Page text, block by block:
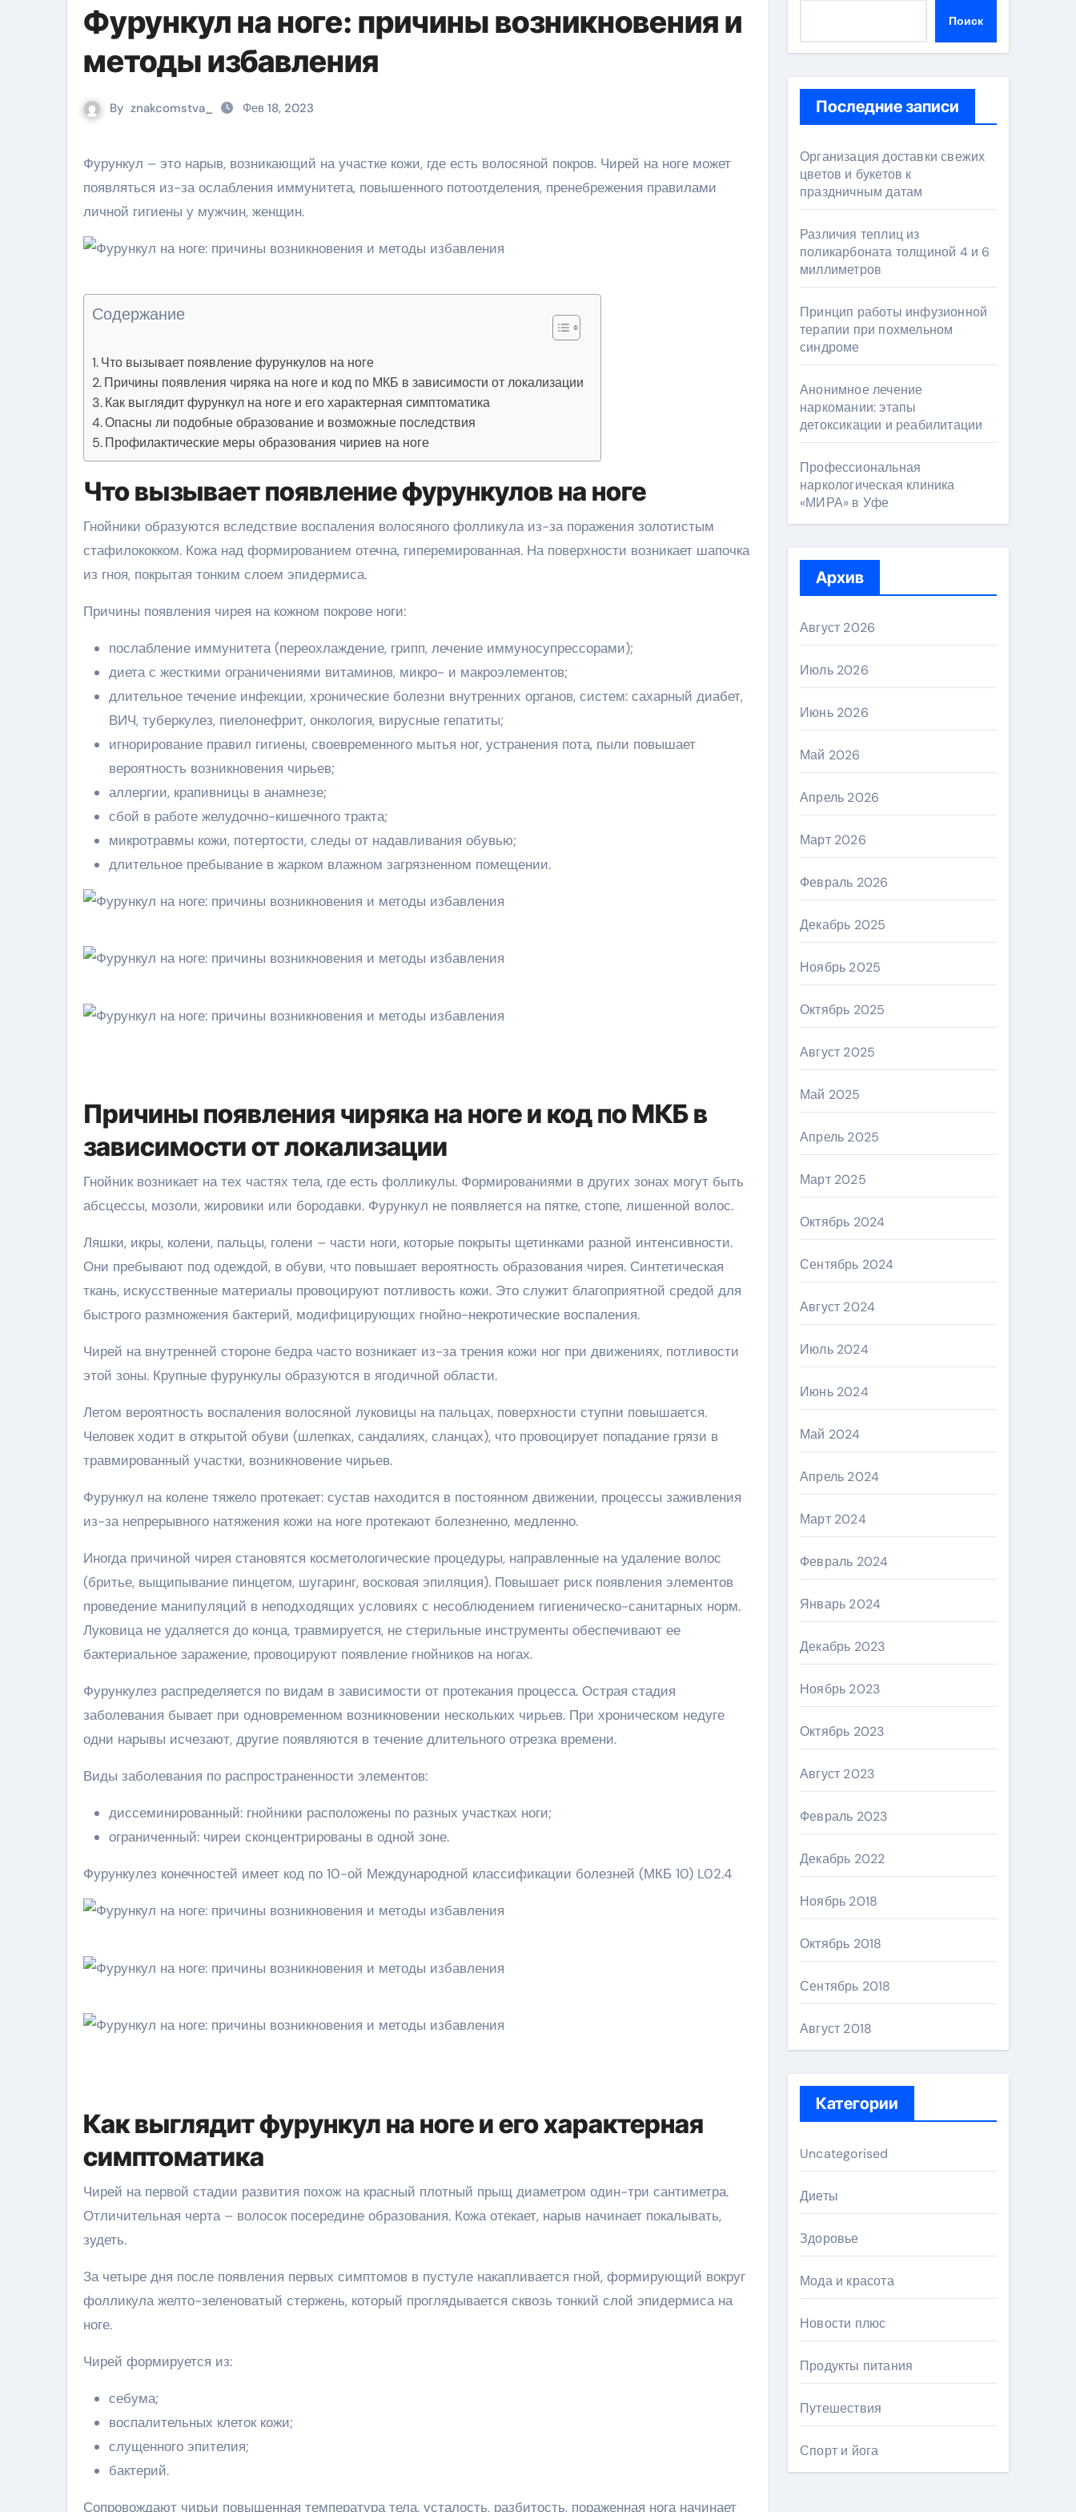
Фурункул на ноге: причины возникновения и
методы избавления
By znakcomstva_ Фев 18, 2023
Фурункул – это нарыв, возникающий на участке кожи, где есть волосяной покров. Чирей на ноге может
появляться из-за ослабления иммунитета, повышенного потоотделения, пренебрежения правилами
личной гигиены у мужчин, женщин.
Содержание
Что вызывает появление фурункулов на ноге
Причины появления чиряка на ноге и код по МКБ в зависимости от локализации
Как выглядит фурункул на ноге и его характерная симптоматика
Опасны ли подобные образование и возможные последствия
Профилактические меры образования чириев на ноге
Что вызывает появление фурункулов на ноге
Гнойники образуются вследствие воспаления волосяного фолликула из-за поражения золотистым
стафилококком. Кожа над формированием отечна, гиперемированная. На поверхности возникает шапочка
из гноя, покрытая тонким слоем эпидермиса.
Причины появления чирея на кожном покрове ноги:
послабление иммунитета (переохлаждение, грипп, лечение иммуносупрессорами);
диета с жесткими ограничениями витаминов, микро- и макроэлементов;
длительное течение инфекции, хронические болезни внутренних органов, систем: сахарный диабет,
ВИЧ, туберкулез, пиелонефрит, онкология, вирусные гепатиты;
игнорирование правил гигиены, своевременного мытья ног, устранения пота, пыли повышает
вероятность возникновения чирьев;
аллергии, крапивницы в анамнезе;
сбой в работе желудочно-кишечного тракта;
микротравмы кожи, потертости, следы от надавливания обувью;
длительное пребывание в жарком влажном загрязненном помещении.
Причины появления чиряка на ноге и код по МКБ в
зависимости от локализации
Гнойник возникает на тех частях тела, где есть фолликулы. Формированиями в других зонах могут быть
абсцессы, мозоли, жировики или бородавки. Фурункул не появляется на пятке, стопе, лишенной волос.
Ляшки, икры, колени, пальцы, голени – части ноги, которые покрыты щетинками разной интенсивности.
Они пребывают под одеждой, в обуви, что повышает вероятность образования чирея. Синтетическая
ткань, искусственные материалы провоцируют потливость кожи. Это служит благоприятной средой для
быстрого размножения бактерий, модифицирующих гнойно-некротические воспаления.
Чирей на внутренней стороне бедра часто возникает из-за трения кожи ног при движениях, потливости
этой зоны. Крупные фурункулы образуются в ягодичной области.
Летом вероятность воспаления волосяной луковицы на пальцах, поверхности ступни повышается.
Человек ходит в открытой обуви (шлепках, сандалиях, сланцах), что провоцирует попадание грязи в
травмированный участки, возникновение чирьев.
Фурункул на колене тяжело протекает: сустав находится в постоянном движении, процессы заживления
из-за непрерывного натяжения кожи на ноге протекают болезненно, медленно.
Иногда причиной чирея становятся косметологические процедуры, направленные на удаление волос
(бритье, выщипывание пинцетом, шугаринг, восковая эпиляция). Повышает риск появления элементов
проведение манипуляций в неподходящих условиях с несоблюдением гигиеническо-санитарных норм.
Луковица не удаляется до конца, травмируется, не стерильные инструменты обеспечивают ее
бактериальное заражение, провоцируют появление гнойников на ногах.
Фурункулез распределяется по видам в зависимости от протекания процесса. Острая стадия
заболевания бывает при одновременном возникновении нескольких чирьев. При хроническом недуге
одни нарывы исчезают, другие появляются в течение длительного отрезка времени.
Виды заболевания по распространенности элементов:
диссеминированный: гнойники расположены по разных участках ноги;
ограниченный: чиреи сконцентрированы в одной зоне.
Фурункулез конечностей имеет код по 10-ой Международной классификации болезней (МКБ 10) L02.4
Как выглядит фурункул на ноге и его характерная
симптоматика
Чирей на первой стадии развития похож на красный плотный прыщ диаметром один-три сантиметра.
Отличительная черта – волосок посередине образования. Кожа отекает, нарыв начинает покалывать,
зудеть.
За четыре дня после появления первых симптомов в пустуле накапливается гной, формирующий вокруг
фолликула желто-зеленоватый стержень, который проглядывается сквозь тонкий слой эпидермиса на
ноге.
Чирей формируется из:
себума;
воспалительных клеток кожи;
слущенного эпителия;
бактерий.
Сопровождают чирьи повышенная температура тела, усталость, разбитость, пораженная нога начинает
Поиск
Последние записи
Организация доставки свежих
цветов и букетов к
праздничным датам
Различия теплиц из
поликарбоната толщиной 4 и 6
миллиметров
Принцип работы инфузионной
терапии при похмельном
синдроме
Анонимное лечение
наркомании: этапы
детоксикации и реабилитации
Профессиональная
наркологическая клиника
«МИРА» в Уфе
Архив
Август 2026
Июль 2026
Июнь 2026
Май 2026
Апрель 2026
Март 2026
Февраль 2026
Декабрь 2025
Ноябрь 2025
Октябрь 2025
Август 2025
Май 2025
Апрель 2025
Март 2025
Октябрь 2024
Сентябрь 2024
Август 2024
Июль 2024
Июнь 2024
Май 2024
Апрель 2024
Март 2024
Февраль 2024
Январь 2024
Декабрь 2023
Ноябрь 2023
Октябрь 2023
Август 2023
Февраль 2023
Декабрь 2022
Ноябрь 2018
Октябрь 2018
Сентябрь 2018
Август 2018
Категории
Uncategorised
Диеты
Здоровье
Мода и красота
Новости плюс
Продукты питания
Путешествия
Спорт и йога